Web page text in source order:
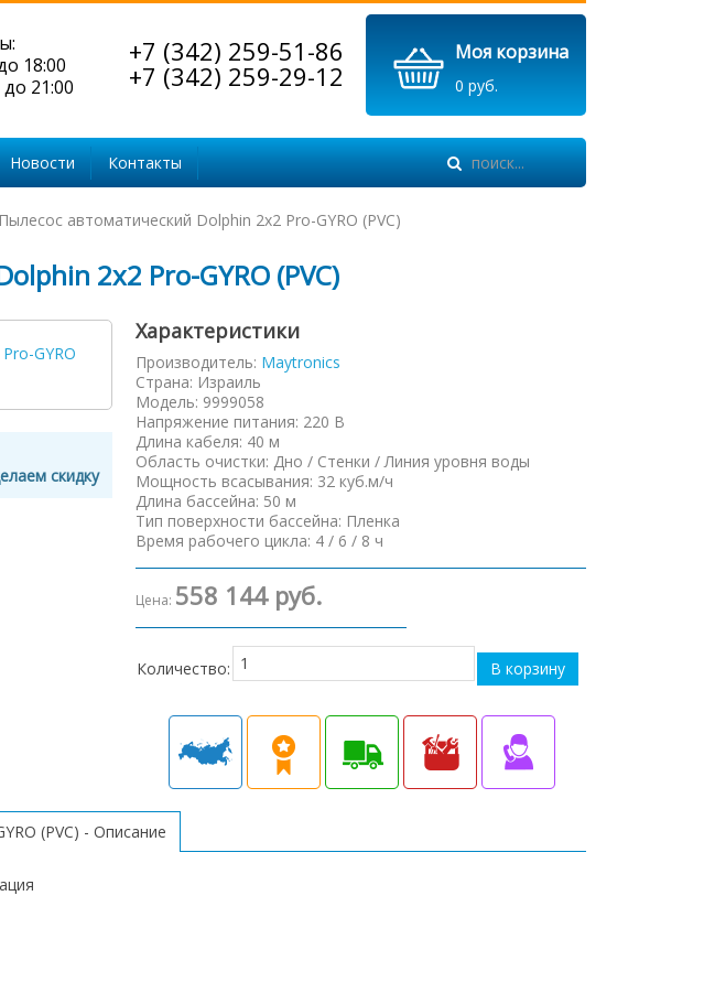
Моя корзина
0 руб.
+7 (342) 259-51-86
+7 (342) 259-29-12
18:00
21:00
Новости Контакты
Пылесос автоматический Dolphin 2х2 Pro-GYRO (PVC)
2х2 Pro-GYRO (PVC)
скидку
Характеристики
Производитель: Maytronics
Страна: Израиль
Модель: 9999058
Напряжение питания: 220 В
Длина кабеля: 40 м
Область очистки: Дно / Стенки / Линия уровня воды
Мощность всасывания: 32 куб.м/ч
Длина бассейна: 50 м
Тип поверхности бассейна: Пленка
Время рабочего цикла: 4 / 6 / 8 ч
Цена: 558 144 руб.
Количество:
(PVC) - Описание